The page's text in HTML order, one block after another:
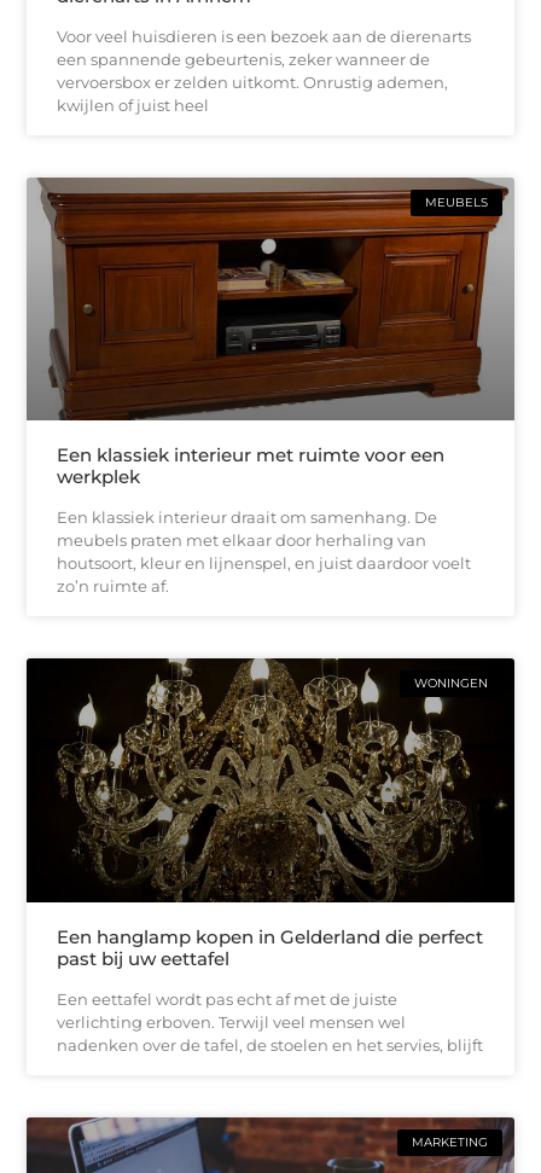
Voor veel huisdieren is een bezoek aan de dierenarts
een spannende gebeurtenis, zeker wanneer de
vervoersbox er zelden uitkomt. Onrustig ademen,
kwijlen of juist heel
MEUBELS
Een klassiek interieur met ruimte voor een
werkplek
Een klassiek interieur draait om samenhang. De
meubels praten met elkaar door herhaling van
houtsoort, kleur en lijnenspel, en juist daardoor voelt
zo’n ruimte af.
WONINGEN
Een hanglamp kopen in Gelderland die perfect
past bij uw eettafel
Een eettafel wordt pas echt af met de juiste
verlichting erboven. Terwijl veel mensen wel
nadenken over de tafel, de stoelen en het servies, blijft
MARKETING